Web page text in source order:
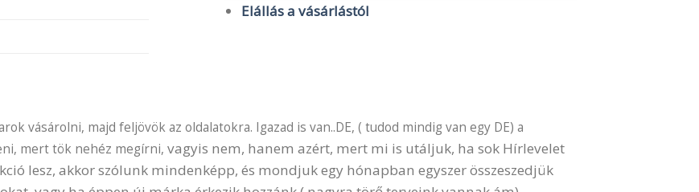
Elállás a vásárlástól
vásárolni, majd feljövök az oldalatokra. Igazad is van..DE, ( tudod mindig van egy DE) a
mert tök nehéz megírni, vagyis nem, hanem azért, mert mi is utáljuk, ha sok Hírlevelet
lesz, akkor szólunk mindenképp, és mondjuk egy hónapban egyszer összeszedjük